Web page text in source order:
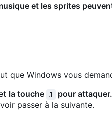
et les sprites
que Windows vous
la touche J pour attaquer.
passer à la suivante.